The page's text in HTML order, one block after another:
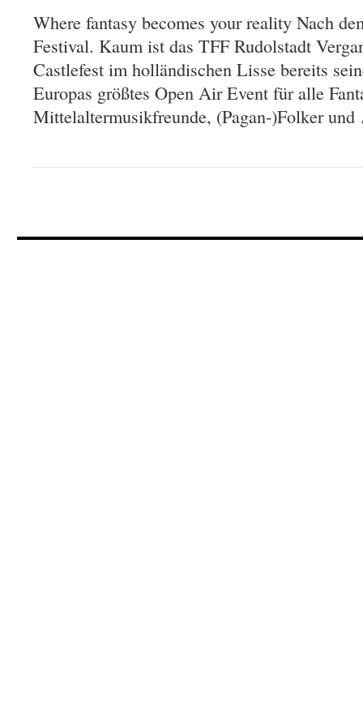
Where fantasy becomes your reality Nach
Festival. Kaum ist das TFF Rudolstadt
Castlefest im holländischen Lisse bereits
Europas größtes Open Air Event für alle
Mittelaltermusikfreunde, (Pagan-)Folker